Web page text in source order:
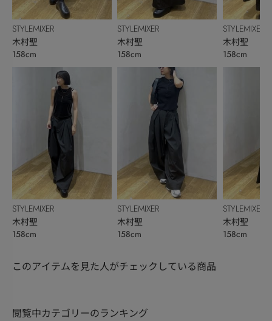
STYLEMIXER
木村聖
158cm
STYLEMIXER
木村聖
158cm
STYLEMIXER
木村聖
158cm
STYLEMIXER
木村聖
158cm
STYLEMIXER
木村聖
158cm
STYLEMIXER
木村聖
158cm
このアイテムを見た人がチェックしている商品
閲覧中カテゴリーのランキング